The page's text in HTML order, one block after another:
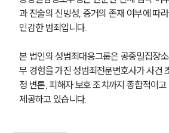
과 진술의 신빙성, 증거의 존재 여부에 따
민감한 범죄입니다.
본 법인의 성범죄대응그룹은 공중밀집장
무 경험을 가진 성범죄전문변호사가 사건
정 변론, 피해자 보호 조치까지 종합적이
제공하고 있습니다.